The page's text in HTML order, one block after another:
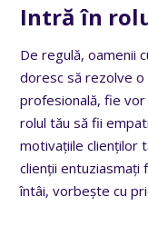
Intră în
De regulă, oamenii
doresc să rezolve
profesională, fie
rolul tău să fii
motivațiile clienților
clienții entuziasmați
întâi, vorbește cu